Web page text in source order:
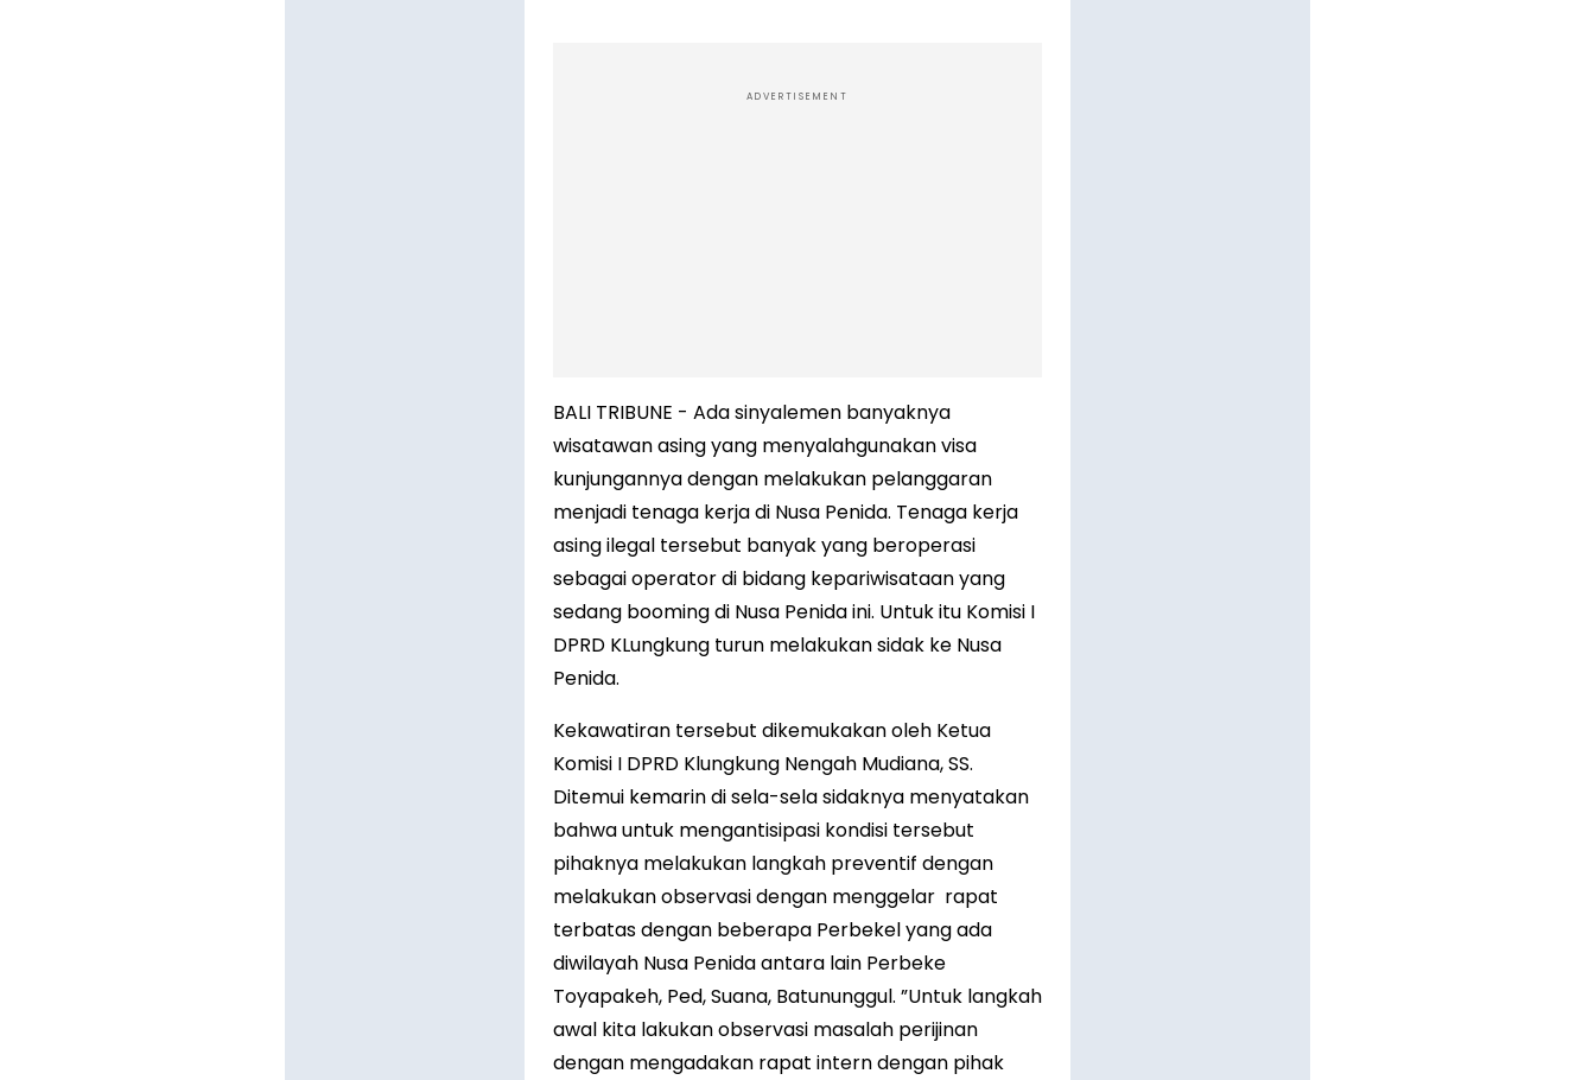
ADVERTISEMENT
BALI TRIBUNE - Ada sinyalemen banyaknya
wisatawan asing yang menyalahgunakan visa
kunjungannya dengan melakukan pelanggaran
menjadi tenaga kerja di Nusa Penida. Tenaga kerja
asing ilegal tersebut banyak yang beroperasi
sebagai operator di bidang kepariwisataan yang
sedang booming di Nusa Penida ini. Untuk itu Komisi I
DPRD KLungkung turun melakukan sidak ke Nusa
Penida.
Kekawatiran tersebut dikemukakan oleh Ketua
Komisi I DPRD Klungkung Nengah Mudiana, SS.
Ditemui kemarin di sela-sela sidaknya menyatakan
bahwa untuk mengantisipasi kondisi tersebut
pihaknya melakukan langkah preventif dengan
melakukan observasi dengan menggelar rapat
terbatas dengan beberapa Perbekel yang ada
diwilayah Nusa Penida antara lain Perbeke
Toyapakeh, Ped, Suana, Batununggul. ”Untuk langkah
awal kita lakukan observasi masalah perijinan
dengan mengadakan rapat intern dengan pihak